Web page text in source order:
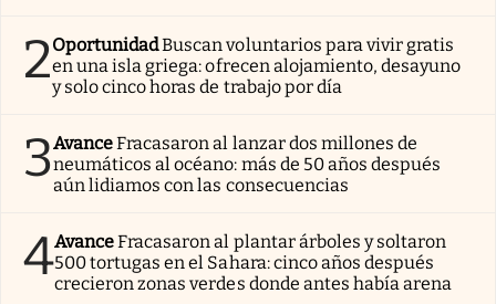
2OportunidadBuscan voluntarios para vivir gratis
en una isla griega: ofrecen alojamiento, desayuno
y solo cinco horas de trabajo por día
3AvanceFracasaron al lanzar dos millones de
neumáticos al océano: más de 50 años después
aún lidiamos con las consecuencias
4AvanceFracasaron al plantar árboles y soltaron
500 tortugas en el Sahara: cinco años después
crecieron zonas verdes donde antes había arena